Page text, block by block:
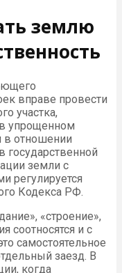
землю
вправе провести
участка,
в упрощенном
в отношении
государственной
земли с
регулируется
Кодекса РФ.
«строение»,
соотносятся и с
самостоятельное
заезд. В
когда